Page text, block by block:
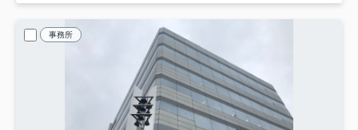
事務所